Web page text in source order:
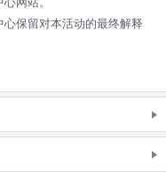
保留对本活动的最终解释